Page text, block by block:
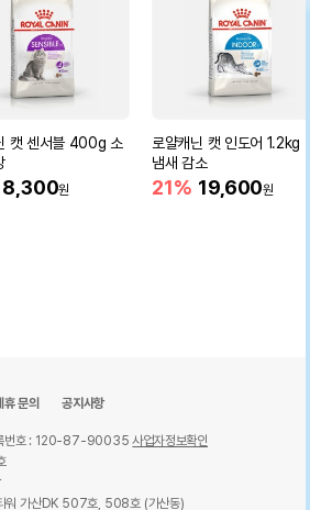
캣 센서블 400g 소
8,300원
로얄캐닌 캣 인도어 1.2kg 변
냄새 감소
21% 19,600원
휴 문의 공지사항
번호 : 120-87-90035사업자정보확인
워 가산DK 507호, 508호 (가산동)